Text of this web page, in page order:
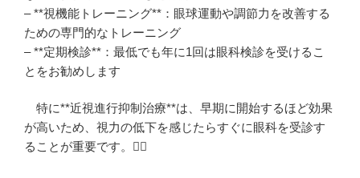
– **視機能トレーニング**：眼球運動や調節力を改善する
ための専門的なトレーニング
– **定期検診**：最低でも年に1回は眼科検診を受けるこ
とをお勧めします
特に**近視進行抑制治療**は、早期に開始するほど効果
が高いため、視力の低下を感じたらすぐに眼科を受診す
ることが重要です。👨‍⚕️